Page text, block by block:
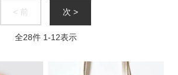
< 前 次 >
全28件 1-12表示